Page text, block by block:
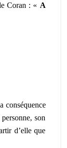
Coran : « A
conséquence
son
d’elle que